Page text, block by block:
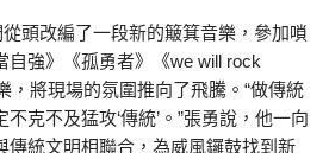
從頭改編了一段新的簸箕音樂，參加嗩
自強》《孤勇者》《we will rock
，將現場的氛圍推向了飛騰。“做傳統
克不及猛攻‘傳統’。”張勇說，他一向
傳統文明相聯合，為威風鑼鼓找到新